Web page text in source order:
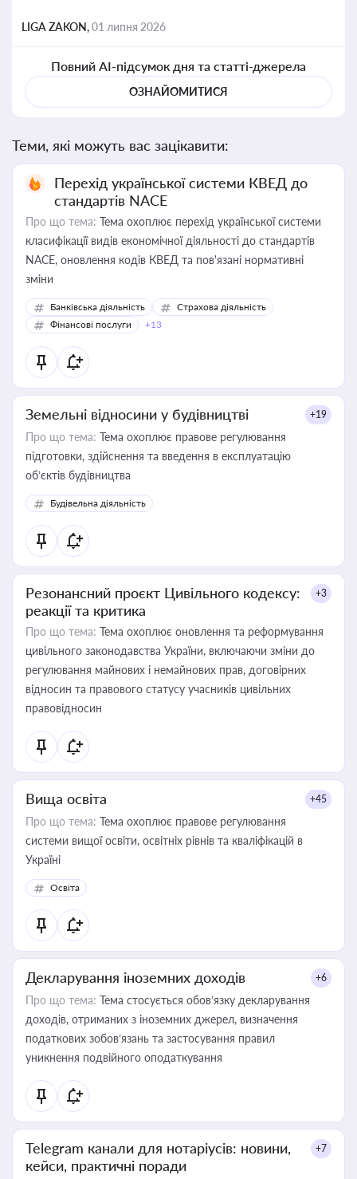
LIGA ZAKON,01 липня 2026
Повний AI-підсумок дня та статті-джерела
ОЗНАЙОМИТИСЯ
Теми, які можуть вас зацікавити:
Перехід української системи КВЕД до
стандартів NACE
Про що тема: Тема охоплює перехід української системи
класифікації видів економічної діяльності до стандартів
NACE, оновлення кодів КВЕД та пов'язані нормативні
зміни
Банківська діяльність
Страхова діяльність
Фінансові послуги
+13
Земельні відносини у будівництві +19
Про що тема: Тема охоплює правове регулювання
підготовки, здійснення та введення в експлуатацію
об’єктів будівництва
Будівельна діяльність
Резонансний проєкт Цивільного кодексу:
реакції та критика
+3
Про що тема: Тема охоплює оновлення та реформування
цивільного законодавства України, включаючи зміни до
регулювання майнових і немайнових прав, договірних
відносин та правового статусу учасників цивільних
правовідносин
Вища освіта +45
Про що тема: Тема охоплює правове регулювання
системи вищої освіти, освітніх рівнів та кваліфікацій в
Україні
Освіта
Декларування іноземних доходів +6
Про що тема: Тема стосується обов’язку декларування
доходів, отриманих з іноземних джерел, визначення
податкових зобов’язань та застосування правил
уникнення подвійного оподаткування
Telegram канали для нотаріусів: новини,
кейси, практичні поради
+7